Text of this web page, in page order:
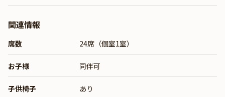
関連情報
席数 24席（個室1室）
お子様 同伴可
子供椅子 あり